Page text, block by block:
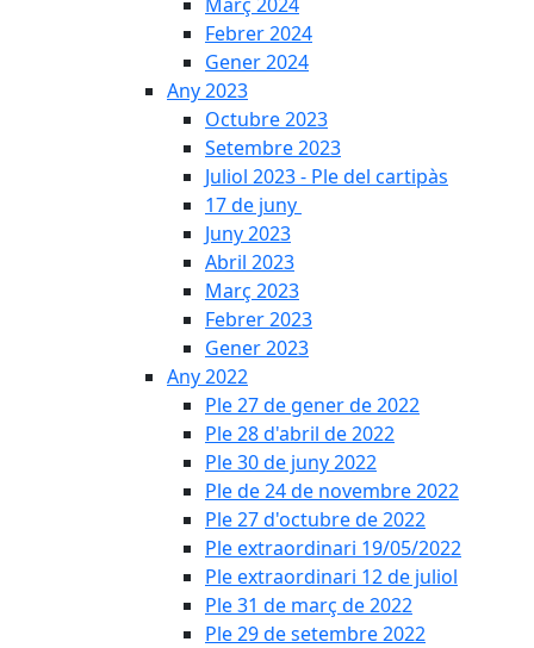
Febrer 2024
Gener 2024
Any 2023
Octubre 2023
Setembre 2023
Juliol 2023 - Ple del cartipàs
17 de juny
Juny 2023
Abril 2023
Març 2023
Febrer 2023
Gener 2023
Any 2022
Ple 27 de gener de 2022
Ple 28 d'abril de 2022
Ple 30 de juny 2022
Ple de 24 de novembre 2022
Ple 27 d'octubre de 2022
Ple extraordinari 19/05/2022
Ple extraordinari 12 de juliol
Ple 31 de març de 2022
Ple 29 de setembre 2022